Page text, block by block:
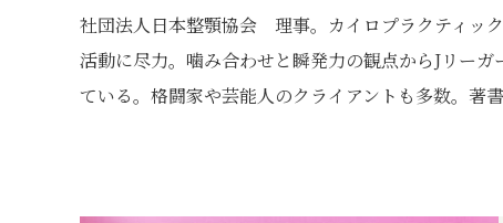
社団法人日本整顎協会 理事。カイロプラクティッ
活動に尽力。噛み合わせと瞬発力の観点からJリー
ている。格闘家や芸能人のクライアントも多数。著